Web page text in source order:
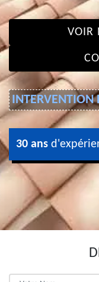
VOIR
INTERVENTION
30 ans